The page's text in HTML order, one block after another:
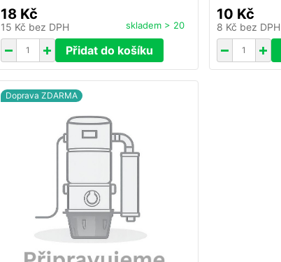
18 Kč
15 Kč bez DPH skladem > 20
Přidat do košíku
10 Kč
8 Kč bez DPH
Doprava ZDARMA